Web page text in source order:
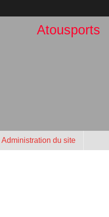
Atousports
Administration du site